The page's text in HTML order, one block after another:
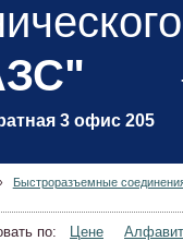
3 офис 205
› Быстроразъемные
по: Цене